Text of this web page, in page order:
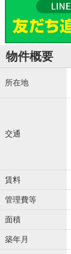
物件概要
所在地
交通
賃料
管理費等
面積
築年月